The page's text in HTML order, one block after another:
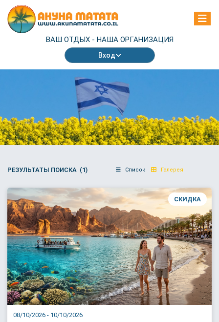
ВАШ ОТДЫХ - НАША ОРГАНИЗАЦИЯ
Вход
РЕЗУЛЬТАТЫ ПОИСКА (1) Список Галерея
08/10/2026 - 10/10/2026
СКИДКА